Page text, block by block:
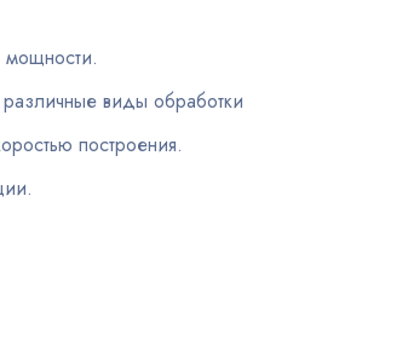
мощности.
виды обработки
построения.